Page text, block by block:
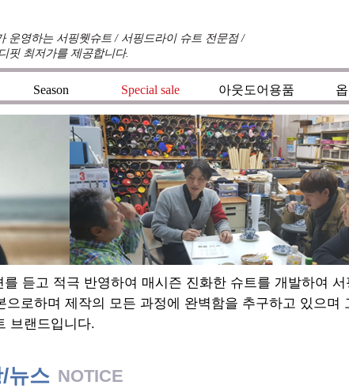
운영하는 서핑웻슈트 / 서핑드라이 슈트 전문점 /
핏 최저가를 제공합니다.
Season Special sale 아웃도어용품
듣고 적극 반영하여 매시즌 진화한 슈트를 개발하여
으로하며 제작의 모든 과정에 완벽함을 추구하고 있으며
브랜드입니다.
뉴스 NOTICE